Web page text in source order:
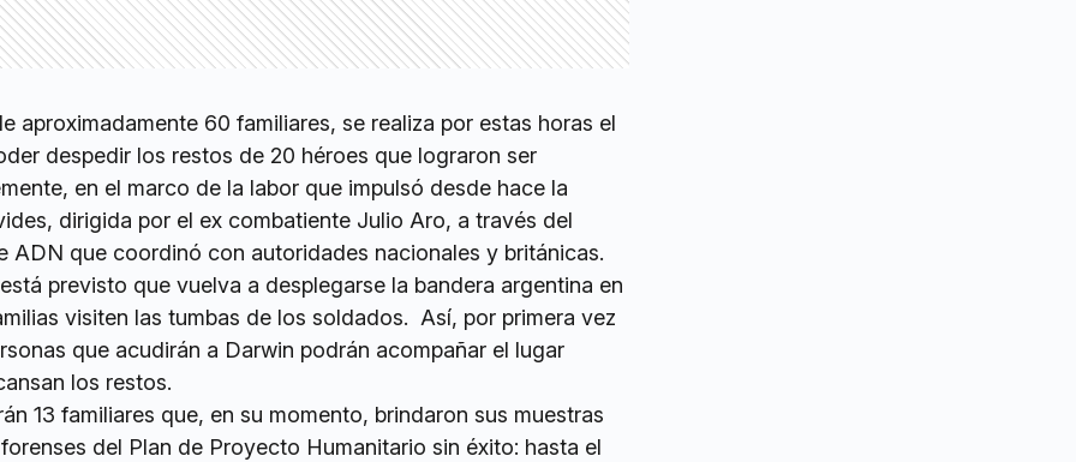
aproximadamente 60 familiares, se realiza por estas horas el
despedir los restos de 20 héroes que lograron ser
en el marco de la labor que impulsó desde hace la
dirigida por el ex combatiente Julio Aro, a través del
ADN que coordinó con autoridades nacionales y británicas.
previsto que vuelva a desplegarse la bandera argentina en
visiten las tumbas de los soldados. Así, por primera vez
que acudirán a Darwin podrán acompañar el lugar
los restos.
13 familiares que, en su momento, brindaron sus muestras
del Plan de Proyecto Humanitario sin éxito: hasta el